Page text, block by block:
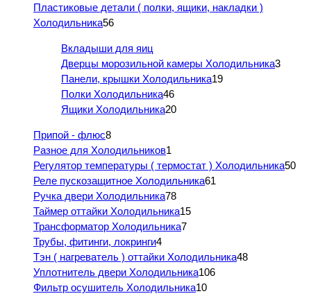
Пластиковые детали ( полки, ящики, накладки )
Холодильника56
Вкладыши для яиц
Дверцы морозильной камеры Холодильника3
Панели, крышки Холодильника19
Полки Холодильника46
Ящики Холодильника20
Припой - флюс8
Разное для Холодильников1
Регулятор температуры ( термостат ) Холодильника50
Реле пускозащитное Холодильника61
Ручка двери Холодильника78
Таймер оттайки Холодильника15
Трансформатор Холодильника7
Трубы, фитинги, локринги4
Тэн ( нагреватель ) оттайки Холодильника48
Уплотнитель двери Холодильника106
Фильтр осушитель Холодильника10